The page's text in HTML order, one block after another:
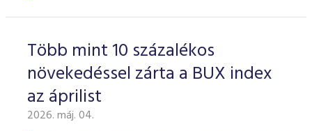
Több mint 10 százalékos
növekedéssel zárta a BUX index
az áprilist
2026. máj. 04.